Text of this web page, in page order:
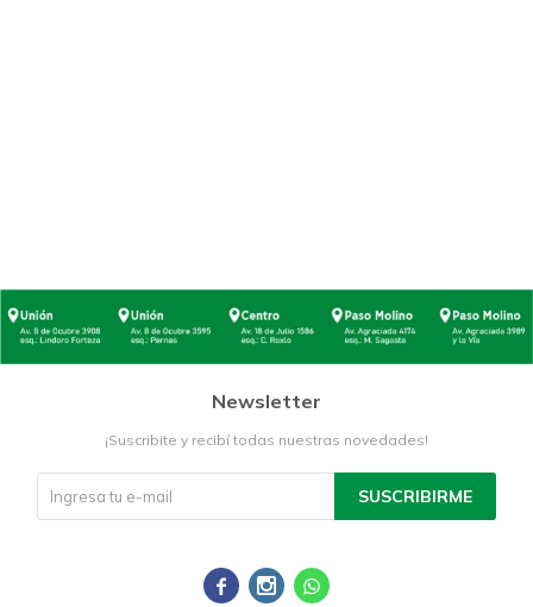
Newsletter
¡Suscribite y recibí todas nuestras novedades!
SUSCRIBIRME
  